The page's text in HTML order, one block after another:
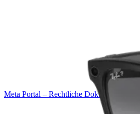
Meta Portal – Rechtliche Dokumente